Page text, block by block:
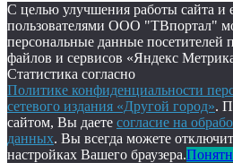
С целью улучшения работы сайта и
пользователями ООО "ТВпортал"
персональные данные
файлов и сервисов «Яндекс
Статистика согласно
Политике конфиденциальности
сетевого издания «Другой город».
сайтом, Вы даете согласие на
данных. Вы всегда можете
настройках Вашего браузера.